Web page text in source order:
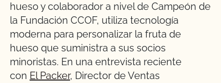
hueso y colaborador a nivel de Campeón de
la Fundación CCOF, utiliza tecnología
moderna para personalizar la fruta de
hueso que suministra a sus socios
minoristas. En una entrevista reciente
con El Packer, Director de Ventas